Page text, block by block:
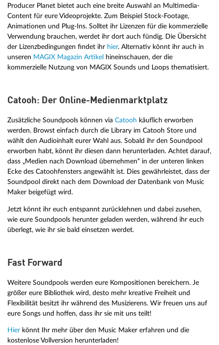
Producer Planet bietet auch eine breite Auswahl an Multimedia-
Content für eure Videoprojekte. Zum Beispiel Stock-Footage,
Animationen und Plug-Ins. Solltet ihr Lizenzen für die kommerzielle
Verwendung brauchen, werdet ihr dort auch fündig. Die Übersicht
der Lizenzbedingungen findet ihr hier. Alternativ könnt ihr auch in
unseren MAGIX Magazin Artikel hineinschauen, der die
kommerzielle Nutzung von MAGIX Sounds und Loops thematisiert.
Catooh: Der Online-Medienmarktplatz
Zusätzliche Soundpools können via Catooh käuflich erworben
werden. Browst einfach durch die Library im Catooh Store und
wählt den Audioinhalt eurer Wahl aus. Sobald ihr den Soundpool
erworben habt, könnt ihr diesen dann herunterladen. Achtet darauf,
dass „Medien nach Download übernehmen“ in der unteren linken
Ecke des Catoohfensters angewählt ist. Dies gewährleistet, dass der
Soundpool direkt nach dem Download der Datenbank von Music
Maker beigefügt wird.
Jetzt könnt ihr euch entspannt zurücklehnen und dabei zusehen,
wie eure Soundpools herunter geladen werden, während ihr euch
überlegt, wie ihr sie bald einsetzen werdet.
Fast Forward
Weitere Soundpools werden eure Kompositionen bereichern. Je
größer eure Bibliothek wird, desto mehr kreative Freiheit und
Flexibilität besitzt ihr während des Musizierens. Wir freuen uns auf
eure Songs und hoffen, dass ihr sie mit uns teilt!
Hier könnt Ihr mehr über den Music Maker erfahren und die
kostenlose Vollversion herunterladen!